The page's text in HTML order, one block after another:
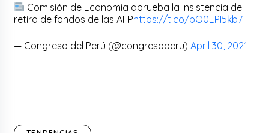
Comisión de Economía aprueba la insistencia del
retiro de fondos de las AFPhttps://t.co/bO0EPI5kb7
— Congreso del Perú (@congresoperu)April 30, 2021